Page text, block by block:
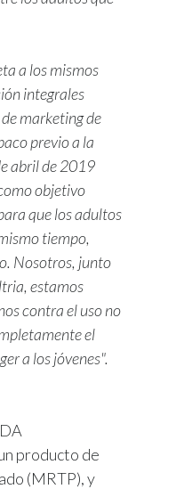
a los mismos
integrales
marketing de
previo a la
abril de 2019
objetivo
que los adultos
tiempo,
Nosotros, junto
estamos
contra el uso no
el
a los jóvenes".
producto de
(MRTP), y